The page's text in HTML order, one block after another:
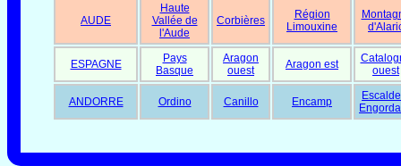
AUDE
Haute
Vallée de
l'Aude
Corbières
Région
Limouxine
ESPAGNE
Pays
Basque
Aragon
ouest
Aragon est
ouest
ANDORRE Ordino Canillo Encamp